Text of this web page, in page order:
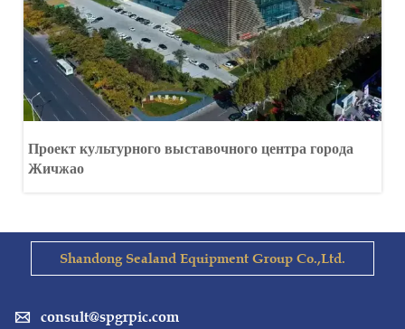
Проект культурного выставочного центра города
Жичжао
Shandong Sealand Equipment Group Co.,Ltd.
 consult@spgrpic.com